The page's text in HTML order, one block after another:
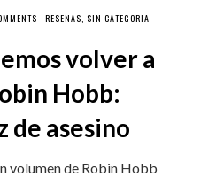
· RESEÑAS SIN CATEGORÍA
volver a
Hobb:
de asesino
volumen de Robin Hobb